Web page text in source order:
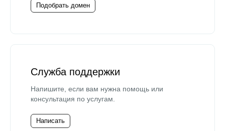
Подобрать домен
Служба поддержки
Напишите, если вам нужна помощь или
консультация по услугам.
Написать